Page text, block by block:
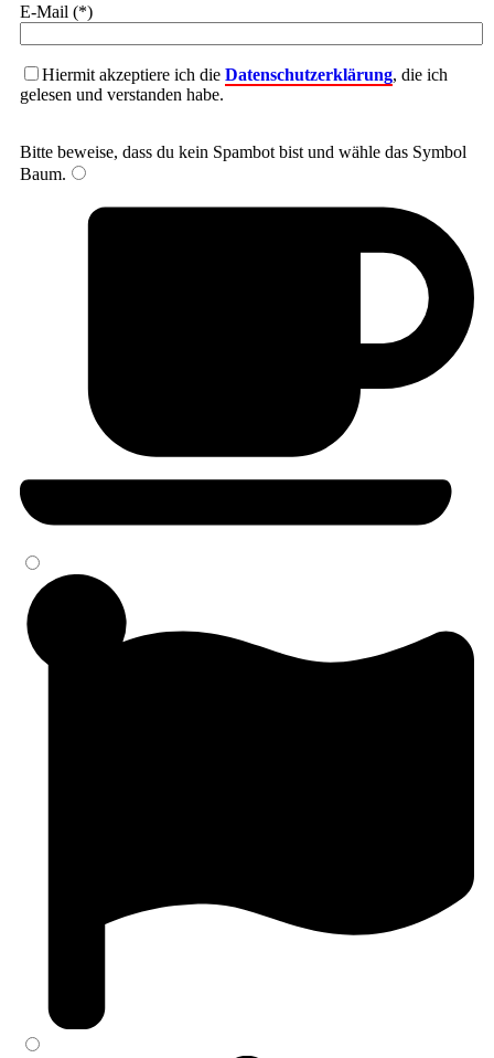
E-Mail (*)
Hiermit akzeptiere ich die Datenschutzerklärung, die ich
gelesen und verstanden habe.
Bitte beweise, dass du kein Spambot bist und wähle das Symbol
Baum.